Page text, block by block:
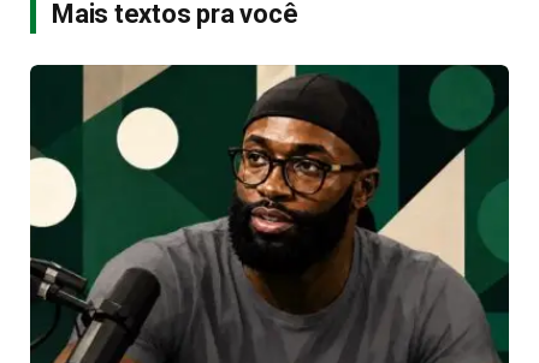
Mais textos pra você